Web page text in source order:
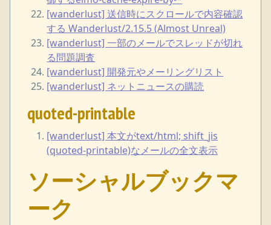
[wanderlust] 送信時にスクロールで内容確認
する Wanderlust/2.15.5 (Almost Unreal)
[wanderlust] 一部のメールでスレッドが切れ
る問題調査
[wanderlust] 開発元やメーリングリスト
[wanderlust] ネットニュースの購読
quoted-printable
[wanderlust] 本文がtext/html; shift_jis
(quoted-printable)なメールの全文表示
ソーシャルブックマ
ーク